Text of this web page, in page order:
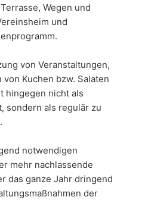
Wegen und
und
von Veranstaltungen,
Kuchen bzw. Salaten
hingegen nicht als
sondern als regulär zu
notwendigen
mehr nachlassende
das ganze Jahr dringend
der